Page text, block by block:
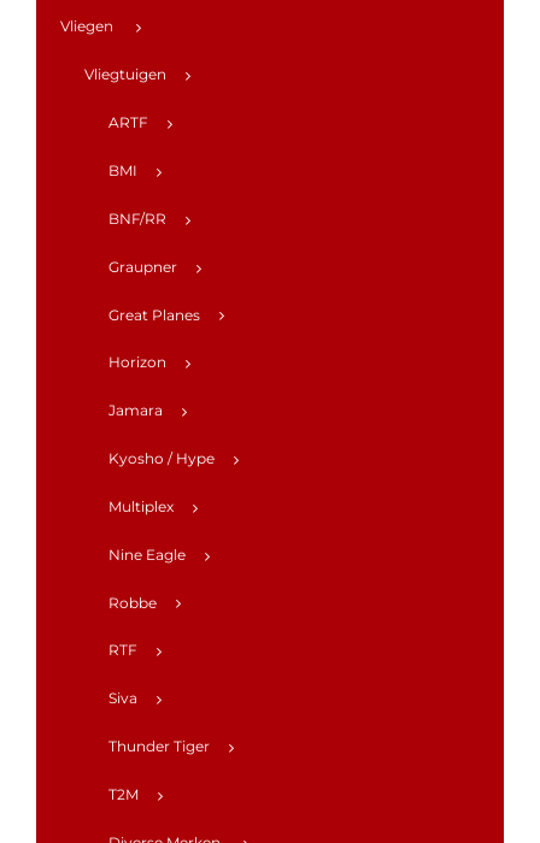
Vliegen
Vliegtuigen
ARTF
BMI
BNF/RR
Graupner
Great Planes
Horizon
Jamara
Kyosho / Hype
Multiplex
Nine Eagle
Robbe
RTF
Siva
Thunder Tiger
T2M